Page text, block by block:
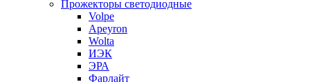
Прожекторы светодиодные
Volpe
Apeyron
Wolta
ИЭК
ЭРА
Фарлайт